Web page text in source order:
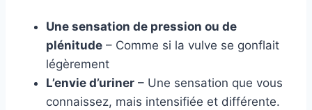
Une sensation de pression ou de
plénitude – Comme si la vulve se gonflait
légèrement
L’envie d’uriner – Une sensation que vous
connaissez, mais intensifiée et différente.